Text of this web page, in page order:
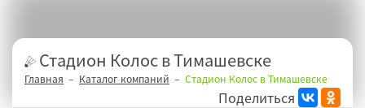
Стадион Колос в Тимашевске
Главная Каталог компаний Стадион Колос в Тимашевске
Поделиться